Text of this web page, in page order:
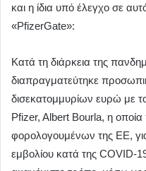
και η ίδια υπό έλεγχο σε
«PfizerGate»:
Κατά τη διάρκεια της
διαπραγματεύτηκε
δισεκατομμυρίων ευρώ με
Pfizer, Albert Bourla, η
φορολογουμένων της ΕΕ,
εμβολίου κατά της COVID-